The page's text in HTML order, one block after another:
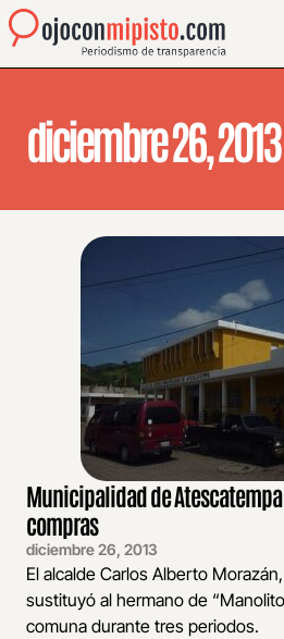
diciembre 26, 2013
Municipalidad de
compras
diciembre 26, 2013
El alcalde Carlos Alberto
sustituyó al hermano de
comuna durante tres periodos.